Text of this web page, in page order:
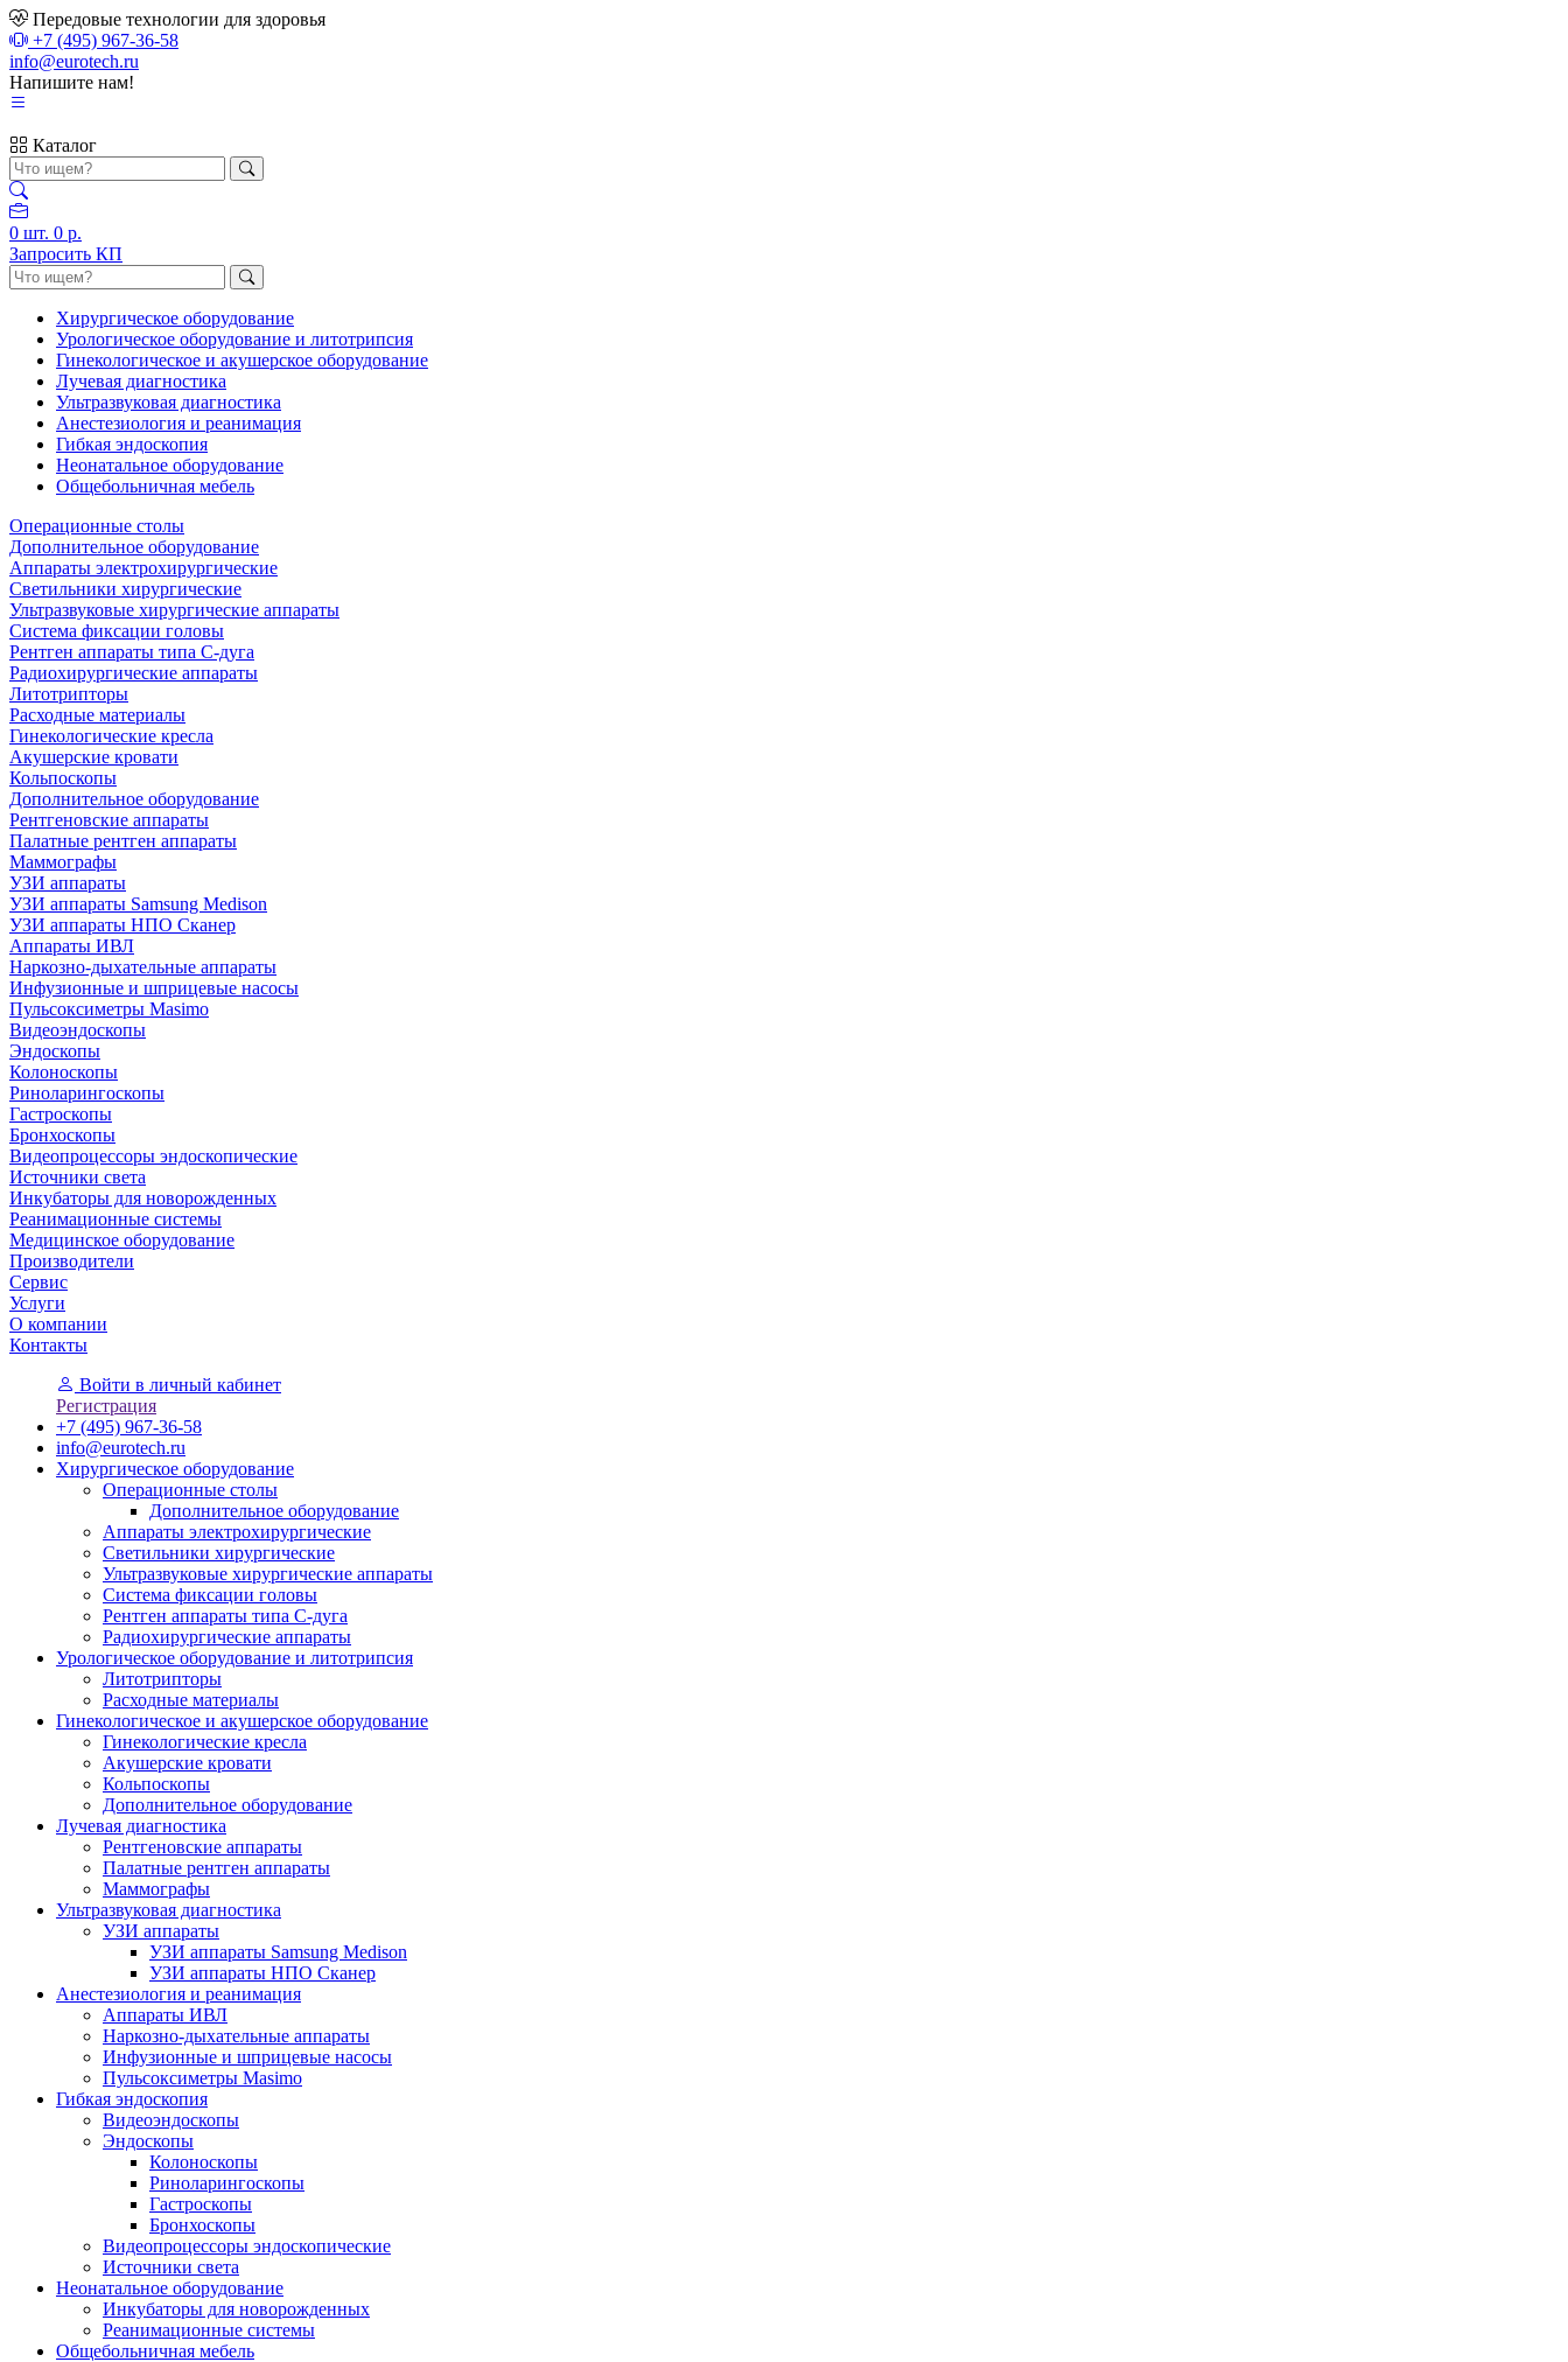
Передовые технологии для здоровья
+7 (495) 967-36-58
info@eurotech.ru
Напишите нам!
Каталог
0 шт. 0 р.
Запросить КП
Хирургическое оборудование
Урологическое оборудование и литотрипсия
Гинекологическое и акушерское оборудование
Лучевая диагностика
Ультразвуковая диагностика
Анестезиология и реанимация
Гибкая эндоскопия
Неонатальное оборудование
Общебольничная мебель
Операционные столы
Дополнительное оборудование
Аппараты электрохирургические
Светильники хирургические
Ультразвуковые хирургические аппараты
Система фиксации головы
Рентген аппараты типа С-дуга
Радиохирургические аппараты
Литотрипторы
Расходные материалы
Гинекологические кресла
Акушерские кровати
Кольпоскопы
Дополнительное оборудование
Рентгеновские аппараты
Палатные рентген аппараты
Маммографы
УЗИ аппараты
УЗИ аппараты Samsung Medison
УЗИ аппараты НПО Сканер
Аппараты ИВЛ
Наркозно-дыхательные аппараты
Инфузионные и шприцевые насосы
Пульсоксиметры Masimo
Видеоэндоскопы
Эндоскопы
Колоноскопы
Риноларингоскопы
Гастроскопы
Бронхоскопы
Видеопроцессоры эндоскопические
Источники света
Инкубаторы для новорожденных
Реанимационные системы
Медицинское оборудование
Производители
Сервис
Услуги
О компании
Контакты
Войти в личный кабинет
Регистрация
+7 (495) 967-36-58
info@eurotech.ru
Хирургическое оборудование
Операционные столы
Дополнительное оборудование
Аппараты электрохирургические
Светильники хирургические
Ультразвуковые хирургические аппараты
Система фиксации головы
Рентген аппараты типа С-дуга
Радиохирургические аппараты
Урологическое оборудование и литотрипсия
Литотрипторы
Расходные материалы
Гинекологическое и акушерское оборудование
Гинекологические кресла
Акушерские кровати
Кольпоскопы
Дополнительное оборудование
Лучевая диагностика
Рентгеновские аппараты
Палатные рентген аппараты
Маммографы
Ультразвуковая диагностика
УЗИ аппараты
УЗИ аппараты Samsung Medison
УЗИ аппараты НПО Сканер
Анестезиология и реанимация
Аппараты ИВЛ
Наркозно-дыхательные аппараты
Инфузионные и шприцевые насосы
Пульсоксиметры Masimo
Гибкая эндоскопия
Видеоэндоскопы
Эндоскопы
Колоноскопы
Риноларингоскопы
Гастроскопы
Бронхоскопы
Видеопроцессоры эндоскопические
Источники света
Неонатальное оборудование
Инкубаторы для новорожденных
Реанимационные системы
Общебольничная мебель